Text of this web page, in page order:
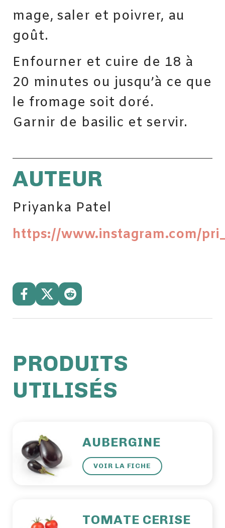
mage, saler et poivrer, au
goût.
Enfourner et cuire de 18 à
20 minutes ou jusqu’à ce que
le fromage soit doré.
Garnir de basilic et servir.
AUTEUR
Priyanka Patel
https://www.instagram.com/
PRODUITS
UTILISÉS
AUBERGINE
VOIR LA FICHE
TOMATE CERISE